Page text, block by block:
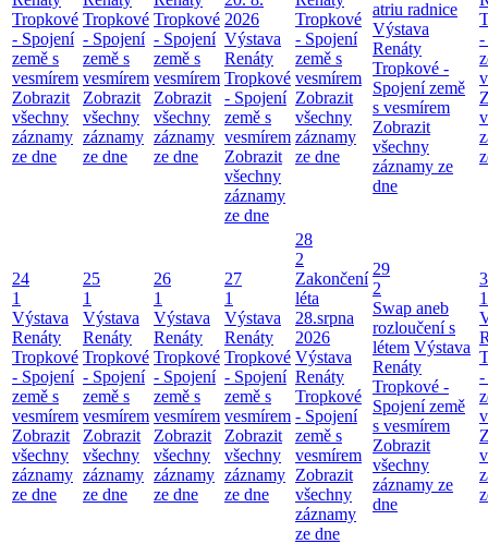
Tropkové
- Spojení
země s
vesmírem
Zobrazit
všechny
záznamy
ze dne
Tropkové
- Spojení
země s
vesmírem
Zobrazit
všechny
záznamy
ze dne
Tropkové
- Spojení
země s
vesmírem
Zobrazit
všechny
záznamy
ze dne
2026
Výstava
Renáty
Tropkové
- Spojení
země s
vesmírem
Zobrazit
všechny
záznamy
ze dne
Tropkové
- Spojení
země s
vesmírem
Zobrazit
všechny
záznamy
ze dne
atriu radnice
Výstava
Renáty
Tropkové -
Spojení země
s vesmírem
Zobrazit
všechny
záznamy ze
dne
-
24
1
Výstava
Renáty
Tropkové
- Spojení
země s
vesmírem
Zobrazit
všechny
záznamy
ze dne
25
1
Výstava
Renáty
Tropkové
- Spojení
země s
vesmírem
Zobrazit
všechny
záznamy
ze dne
26
1
Výstava
Renáty
Tropkové
- Spojení
země s
vesmírem
Zobrazit
všechny
záznamy
ze dne
27
1
Výstava
Renáty
Tropkové
- Spojení
země s
vesmírem
Zobrazit
všechny
záznamy
ze dne
28
2
Zakončení
léta
28.srpna
2026
Výstava
Renáty
Tropkové
- Spojení
země s
vesmírem
Zobrazit
všechny
záznamy
ze dne
29
2
Swap aneb
rozloučení s
létem Výstava
Renáty
Tropkové -
Spojení země
s vesmírem
Zobrazit
všechny
záznamy ze
dne
1
-